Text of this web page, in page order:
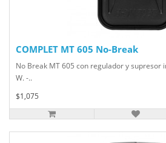
COMPLET MT 605 No-Break
No Break MT 605 con regulador y supresor
W. -..
$1,075